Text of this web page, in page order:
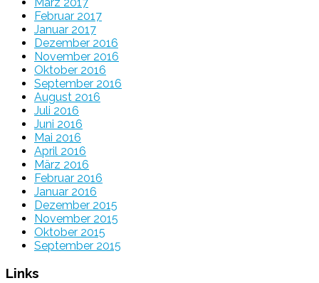
Februar 2017
Januar 2017
Dezember 2016
November 2016
Oktober 2016
September 2016
August 2016
Juli 2016
Juni 2016
Mai 2016
April 2016
März 2016
Februar 2016
Januar 2016
Dezember 2015
November 2015
Oktober 2015
September 2015
Links